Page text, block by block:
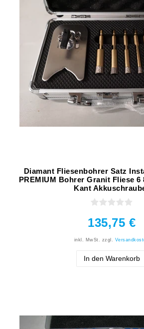
Diamant Fliesenbohrer Satz
PREMIUM Bohrer Granit Fliese 6
Kant
135,75 €
inkl. MwSt. zzgl.
In den Warenkorb